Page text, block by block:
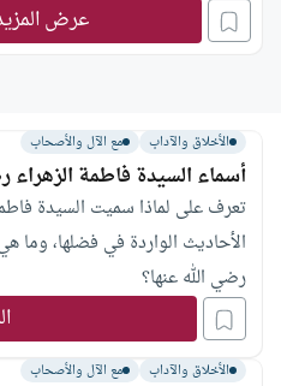
عرض
الأخلاق والآداب مع الآل والأصحاب
أسماء السيدة فاطمة الزهراء
تعرف على لماذا سميت السيدة
الأحاديث الواردة في فضلها، وما
رضي الله عنها؟
الأخلاق والآداب مع الآل والأصحاب